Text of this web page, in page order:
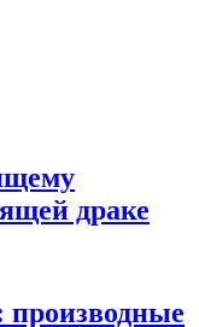
драке